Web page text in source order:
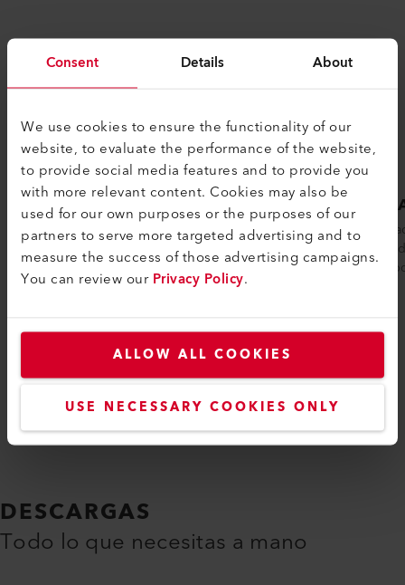
Consent Details About
We use cookies to ensure the functionality of our
website, to evaluate the performance of the website,
to provide social media features and to provide you
with more relevant content. Cookies may also be
used for our own purposes or the purposes of our
partners to serve more targeted advertising and to
measure the success of those advertising campaigns.
You can review ourPrivacy Policy.
ALLOW ALL COOKIES
USE NECESSARY COOKIES ONLY
VARIANT 704
La VARIANT 704 es perfecta para soldar
cintas antivandálicas, proporcionando una
alineación precisa y soldaduras de...
Comparar
La
doble
DESCARGAS
Todo lo que necesitas a mano